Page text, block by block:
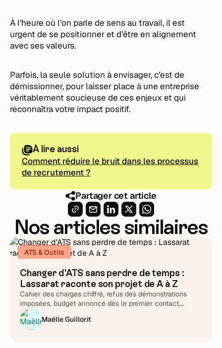
Partager cet article
À l’heure où l’on parle de sens au travail, il est
urgent de se positionner et d’être en alignement
avec ses valeurs.
Parfois, la seule solution à envisager, c’est de
démissionner, pour laisser place à une entreprise
véritablement soucieuse de ces enjeux et qui
reconnaîtra votre impact positif.
À lire aussi
Comment réduire le bruit dans les processus
de recrutement ?
Nos articles similaires
ATS & Outils
Changer d'ATS sans perdre de temps :
Lassarat raconte son projet de A à Z
Cahier des charges chiffré, refus des démonstrations
imposées, budget annoncé dès le premier contact,
support testé chronomètre en main : Lucie Treussart
détaille chaque arbitrage. Une méthode reproductible,
quel que soit l'éditeur que vous choisirez au final.
Maëlle Guillorit